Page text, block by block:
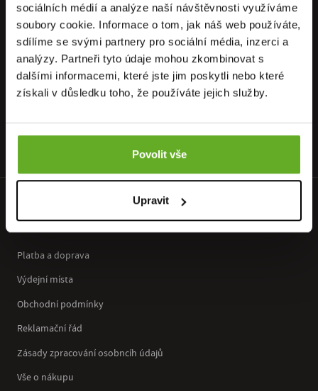
sociálních médií a analýze naší návštěvnosti využíváme
soubory cookie. Informace o tom, jak náš web používáte,
sdílíme se svými partnery pro sociální média, inzerci a
analýzy. Partneři tyto údaje mohou zkombinovat s
dalšími informacemi, které jste jim poskytli nebo které
získali v důsledku toho, že používáte jejich služby.
Povolit vše
Upravit
PŘIPOJ SE K NAŠEMU NEWSLETTERU
Neunikne Ti nic z nejnovějších akcí, nabídek, slevových kupónů,
neváhej a přihláš se k odběru..
Přihlásit se k odběru newsletteru
Odesláním souhlasíš sezpracováním osobních údajů.
PRO ZÁKAZNÍKY
Platba a doprava
Výdejní místa
Obchodní podmínky
Reklamační řád
Zásady zpracování osobncíh údajů
Vše o nákupu